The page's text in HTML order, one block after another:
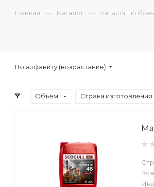
Главная — Каталог — Каталог по
По алфавиту (возрастание)
Объем Страна изготовления